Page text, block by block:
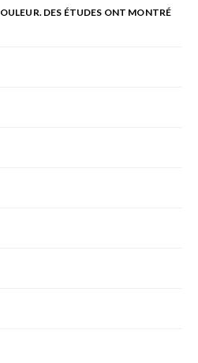
DES ÉTUDES ONT MONTRÉ